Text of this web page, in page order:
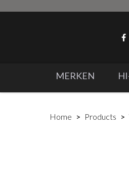
MERKEN
Home Products